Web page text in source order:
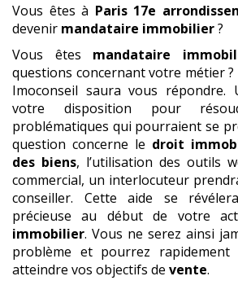
Vous êtes à Paris 17e
devenir mandataire immobilier?
Vous êtes mandataire
questions concernant votre métier ?
Imoconseil saura vous
votre disposition pour
problématiques qui pourraient se
question concerne le droit
des biens, l’utilisation des outils
commercial, un interlocuteur
conseiller. Cette aide se
précieuse au début de votre
immobilier. Vous ne serez ainsi
problème et pourrez
atteindre vos objectifs de vente.